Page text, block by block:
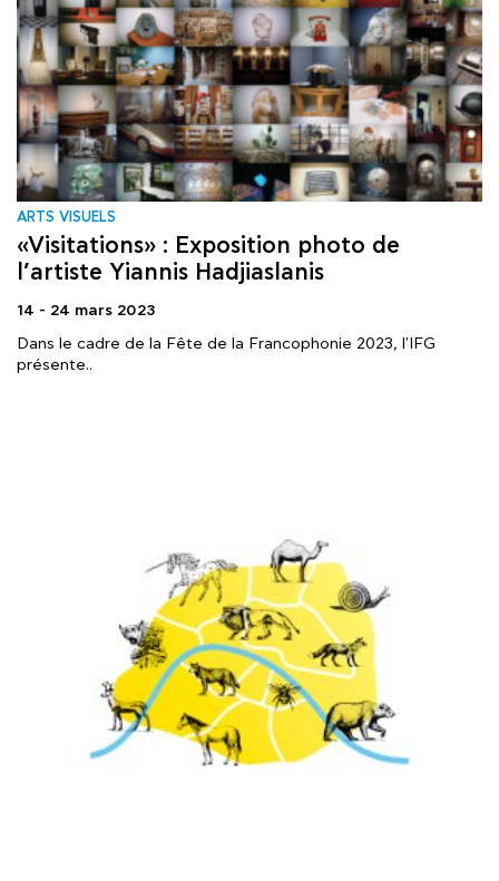
ARTS VISUELS
«Visitations» : Exposition photo de
l’artiste Yiannis Hadjiaslanis
14 - 24 mars 2023
Dans le cadre de la Fête de la Francophonie 2023, l'IFG
présente..